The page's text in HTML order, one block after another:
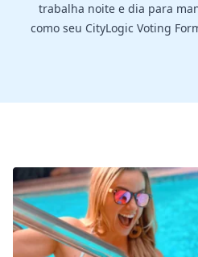
trabalha noite e dia para
como seu CityLogic Voting